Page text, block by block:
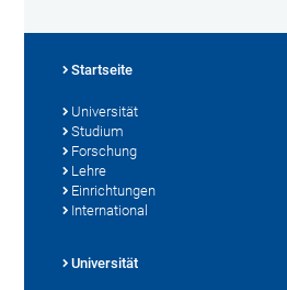
Startseite
Universität
Studium
Forschung
Lehre
Einrichtungen
International
Universität